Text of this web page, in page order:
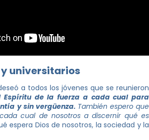
universitarios
a todos los jóvenes que se reunieron
Espíritu de la fuerza a cada cual para
y sin vergüenza. También espero que
cual de nosotros a discernir qué es
espera Dios de nosotros, la sociedad y la